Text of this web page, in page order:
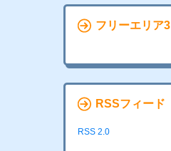
フリーエリア3
RSSフィード
RSS 2.0